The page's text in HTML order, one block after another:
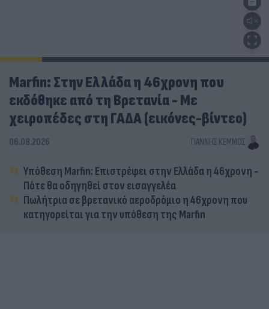
Marfin: Στην Ελλάδα η 46χρονη που
εκδόθηκε από τη Βρετανία - Με
χειροπέδες στη ΓΑΔΑ (εικόνες-βίντεο)
06.08.2026 ΓΙΆΝΝΗΣ ΚΈΜΜΟΣ
Υπόθεση Marfin: Επιστρέφει στην Ελλάδα η 46χρονη -
Πότε θα οδηγηθεί στον εισαγγελέα
Πωλήτρια σε βρετανικό αεροδρόμιο η 46χρονη που
κατηγορείται για την υπόθεση της Marfin